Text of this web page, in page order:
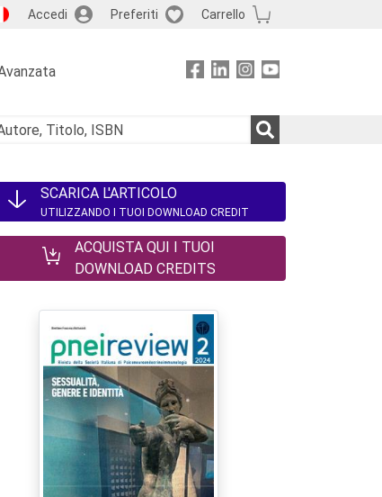
Accedi Preferiti Carrello
SCARICA L'ARTICOLO
UTILIZZANDO I TUOI DOWNLOAD CREDIT
ACQUISTA QUI I TUOI
DOWNLOAD CREDITS